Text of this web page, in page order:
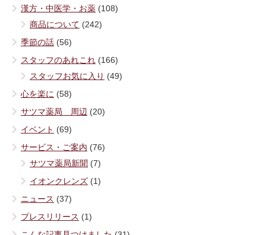
漢方・中医学・お薬 (108)
商品について (242)
季節の話 (56)
スタッフのあれこれ (166)
スタッフお気に入り (49)
心を楽に (58)
サツマ薬局 周辺 (20)
イベント (69)
サービス・ご案内 (76)
サツマ薬局新聞 (7)
イオンクレンズ (1)
ニュース (37)
プレスリリース (1)